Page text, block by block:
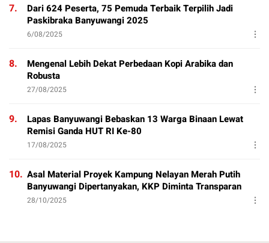
7.
Dari 624 Peserta, 75 Pemuda Terbaik Terpilih Jadi
Paskibraka Banyuwangi 2025
6/08/2025
8.
Mengenal Lebih Dekat Perbedaan Kopi Arabika dan
Robusta
27/08/2025
9.
Lapas Banyuwangi Bebaskan 13 Warga Binaan Lewat
Remisi Ganda HUT RI Ke-80
17/08/2025
10. Asal Material Proyek Kampung Nelayan Merah Putih
Banyuwangi Dipertanyakan, KKP Diminta Transparan
28/10/2025